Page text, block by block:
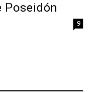
Poseidón
9